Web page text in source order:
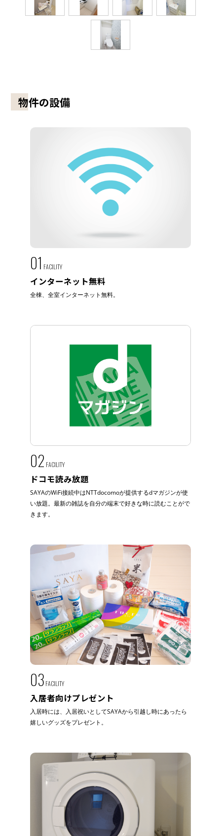
物件の設備
01 FACILITY
インターネット無料
全棟、全室インターネット無料。
02 FACILITY
ドコモ読み放題
SAYAのWiFi接続中はNTTdocomoが提供するdマガジンが使
い放題。最新の雑誌を自分の端末で好きな時に読むことがで
きます。
03 FACILITY
入居者向けプレゼント
入居時には、入居祝いとしてSAYAから引越し時にあったら
嬉しいグッズをプレゼント。